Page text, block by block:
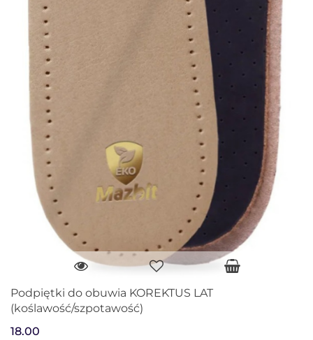
Podpiętki do obuwia KOREKTUS LAT
(koślawość/szpotawość)
18.00